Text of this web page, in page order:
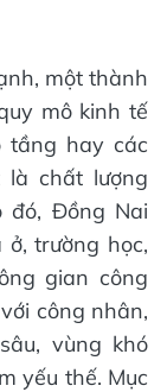
một thành
mô kinh tế
tầng hay các
chất lượng
đó, Đồng Nai
trường học,
gian công
công nhân,
vùng khó
yếu thế. Mục